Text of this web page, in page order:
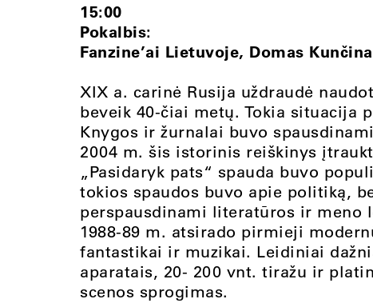
15:00
Pokalbis:
Fanzine’ai Lietuvoje, Domas
XIX a. carinė Rusija uždraudė
beveik 40-čiai metų. Tokia situacija
Knygos ir žurnalai buvo
2004 m. šis istorinis reiškinys
„Pasidaryk pats“ spauda buvo
tokios spaudos buvo apie politiką,
perspausdinami literatūros ir meno
1988-89 m. atsirado pirmieji
fantastikai ir muzikai. Leidiniai
aparatais, 20- 200 vnt. tiražu ir
scenos sprogimas.